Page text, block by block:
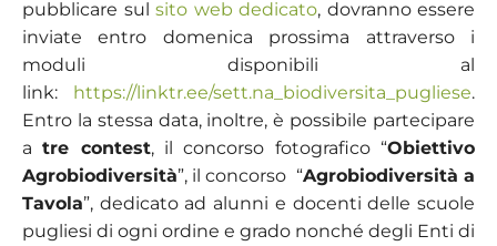
pubblicare sul sito web dedicato, dovranno essere
inviate entro domenica prossima attraverso i
moduli disponibili al
link: https://linktr.ee/sett.na_biodiversita_pugliese.
Entro la stessa data, inoltre, è possibile partecipare
atre contest, il concorso fotografico “Obiettivo
Agrobiodiversità”, il concorso “Agrobiodiversità a
Tavola”, dedicato ad alunni e docenti delle scuole
pugliesi di ogni ordine e grado nonché degli Enti di